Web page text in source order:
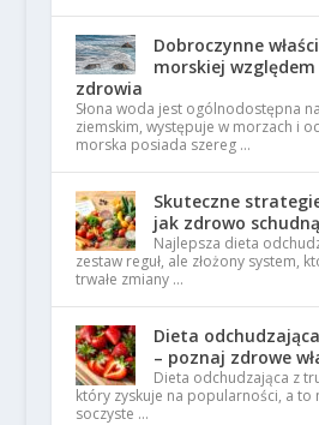
Dobroczynne
morskiej
zdrowia
Słona woda jest ogólnodostępna
ziemskim, występuje w morzach i
morska posiada szereg …
Skuteczne
jak zdrowo
Najlepsza dieta
zestaw reguł, ale złożony system,
trwałe zmiany …
Dieta
– poznaj zdrowe
Dieta odchudzająca z
który zyskuje na popularności, a to
soczyste …